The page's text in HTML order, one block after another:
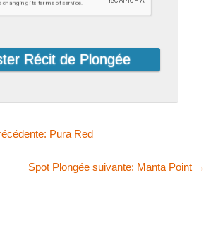
Pura Red
Spot Plongée suivante: Manta Point →